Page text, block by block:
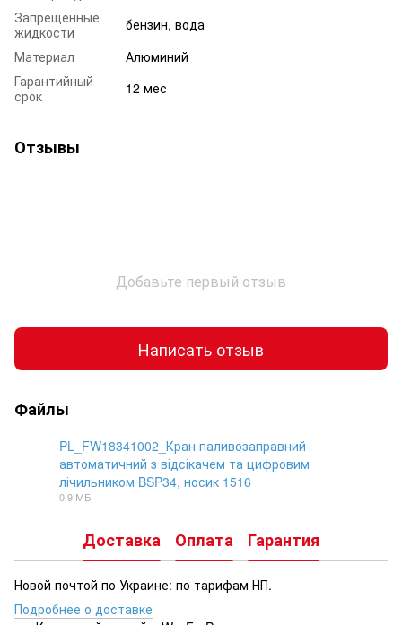
Запрещенные
жидкости
бензин, вода
Материал
Алюминий
Гарантийный
срок
12 мес
Отзывы
Добавьте первый отзыв
Написать отзыв
Файлы
PL_FW18341002_Кран паливозаправний
автоматичний з відсікачем та цифровим
лічильником BSP34, носик 1516
0.9 МБ
Доставка Оплата Гарантия
Новой почтой по Украине: по тарифам НП.
Подробнее о доставке